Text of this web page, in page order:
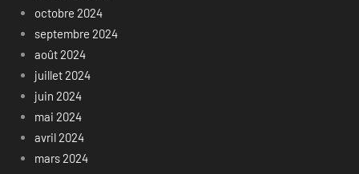
octobre 2024
septembre 2024
août 2024
juillet 2024
juin 2024
mai 2024
avril 2024
mars 2024